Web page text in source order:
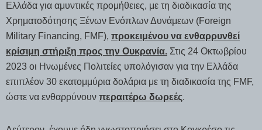
Ελλάδα για αμυντικές προμήθειες, με τη διαδικασία της
Χρηματοδότησης Ξένων Ενόπλων Δυνάμεων (Foreign
Military Financing, FMF), προκειμένου να ενθαρρυνθεί
κρίσιμη στήριξη προς την Ουκρανία. Στις 24 Οκτωβρίου
2023 οι Ηνωμένες Πολιτείες υπολόγισαν για την Ελλάδα
επιπλέον 30 εκατομμύρια δολάρια με τη διαδικασία της FMF,
ώστε να ενθαρρύνουν περαιτέρω δωρεές.